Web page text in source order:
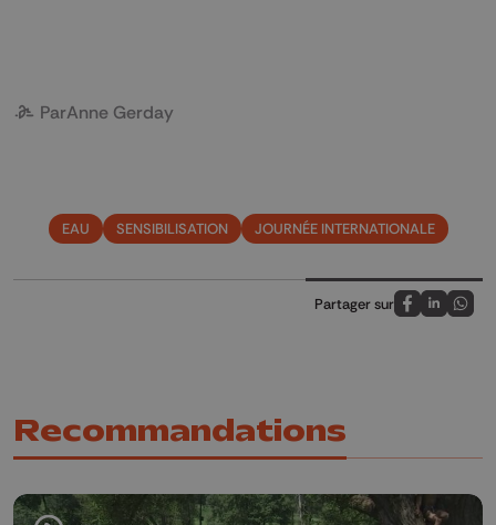
ParAnne Gerday
EAU SENSIBILISATION JOURNÉE INTERNATIONALE
Partager sur
Partagez sur
Partagez
Recommandations